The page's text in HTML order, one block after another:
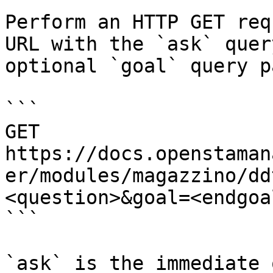
Perform an HTTP GET
URL with the `ask`
optional `goal` query
```
GET
https://
er/modules/magazzino/
```
`ask` is the